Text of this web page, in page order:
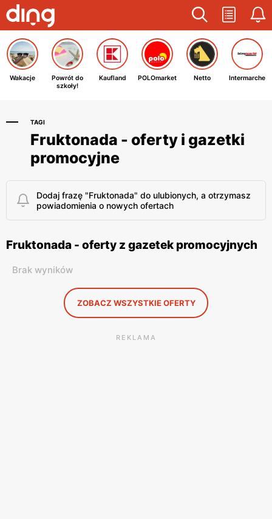
Wakacje
Powrót do
szkoły!
Kaufland POLOmarket Netto Intermarche
TAGI
Fruktonada - oferty i gazetki
promocyjne
Dodaj frazę "Fruktonada" do ulubionych, a otrzymasz
powiadomienia o nowych ofertach
Fruktonada - oferty z gazetek promocyjnych
Brak wyników
ZOBACZ WSZYSTKIE OFERTY
REKLAMA